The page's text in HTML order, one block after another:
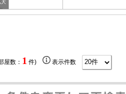
屋数： 1 件) 表示件数